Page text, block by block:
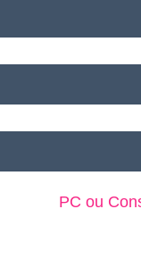
PC ou